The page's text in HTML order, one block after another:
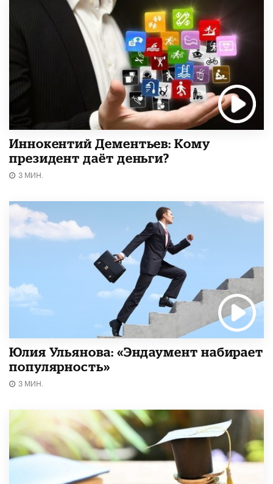
Иннокентий Дементьев: Кому
президент даёт деньги?
3 МИН.
Юлия Ульянова: «Эндаумент набирает
популярность»
3 МИН.